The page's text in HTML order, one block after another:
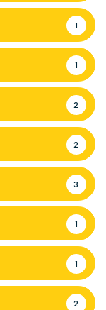
1
1
2
2
3
1
1
2